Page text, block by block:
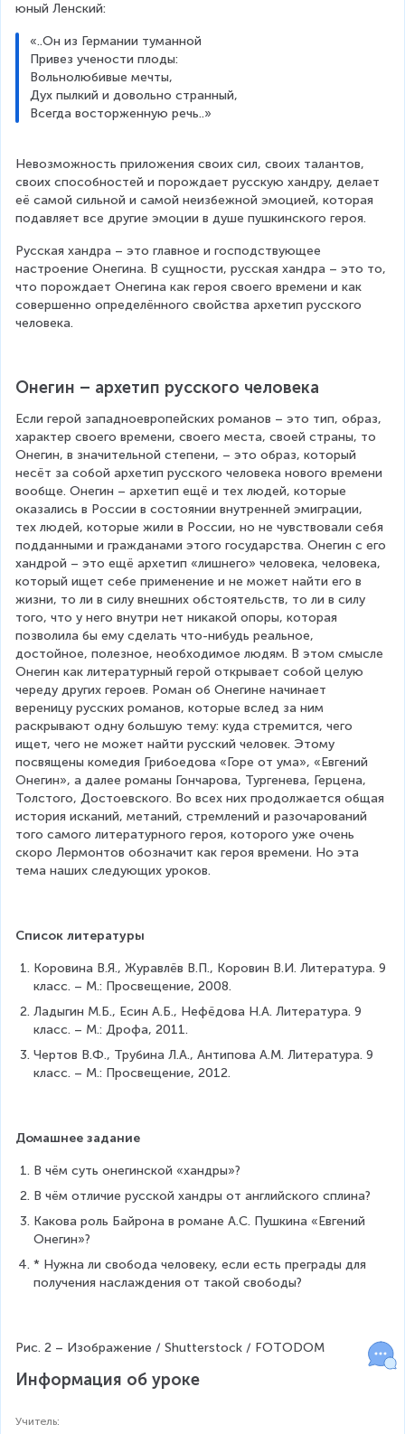
юный Ленский:
«..Он из Германии туманной
Привез учености плоды:
Вольнолюбивые мечты,
Дух пылкий и довольно странный,
Всегда восторженную речь..»
Невозможность приложения своих сил, своих талантов,
своих способностей и порождает русскую хандру, делает
её самой сильной и самой неизбежной эмоцией, которая
подавляет все другие эмоции в душе пушкинского героя.
Русская хандра – это главное и господствующее
настроение Онегина. В сущности, русская хандра – это то,
что порождает Онегина как героя своего времени и как
совершенно определённого свойства архетип русского
человека.
Онегин – архетип русского человека
Если герой западноевропейских романов – это тип, образ,
характер своего времени, своего места, своей страны, то
Онегин, в значительной степени, – это образ, который
несёт за собой архетип русского человека нового времени
вообще. Онегин – архетип ещё и тех людей, которые
оказались в России в состоянии внутренней эмиграции,
тех людей, которые жили в России, но не чувствовали себя
подданными и гражданами этого государства. Онегин с его
хандрой – это ещё архетип «лишнего» человека, человека,
который ищет себе применение и не может найти его в
жизни, то ли в силу внешних обстоятельств, то ли в силу
того, что у него внутри нет никакой опоры, которая
позволила бы ему сделать что-нибудь реальное,
достойное, полезное, необходимое людям. В этом смысле
Онегин как литературный герой открывает собой целую
череду других героев. Роман об Онегине начинает
вереницу русских романов, которые вслед за ним
раскрывают одну большую тему: куда стремится, чего
ищет, чего не может найти русский человек. Этому
посвящены комедия Грибоедова «Горе от ума», «Евгений
Онегин», а далее романы Гончарова, Тургенева, Герцена,
Толстого, Достоевского. Во всех них продолжается общая
история исканий, метаний, стремлений и разочарований
того самого литературного героя, которого уже очень
скоро Лермонтов обозначит как героя времени. Но эта
тема наших следующих уроков.
Список литературы
Коровина В.Я., Журавлёв В.П., Коровин В.И. Литература. 9
класс. – М.: Просвещение, 2008.
Ладыгин М.Б., Есин А.Б., Нефёдова Н.А. Литература. 9
класс. – М.: Дрофа, 2011.
Чертов В.Ф., Трубина Л.А., Антипова А.М. Литература. 9
класс. – М.: Просвещение, 2012.
Домашнее задание
В чём суть онегинской «хандры»?
В чём отличие русской хандры от английского сплина?
Какова роль Байрона в романе А.С. Пушкина «Евгений
Онегин»?
* Нужна ли свобода человеку, если есть преграды для
получения наслаждения от такой свободы?
Рис. 2 – Изображение / Shutterstock / FOTODOM
Информация об уроке
Учитель: